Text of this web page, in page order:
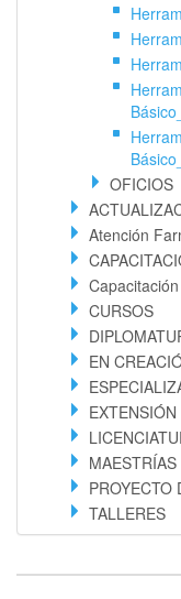
OFICIOS
Atención
CURSOS
EN
MAESTRÍAS
PROYECTO
TALLERES